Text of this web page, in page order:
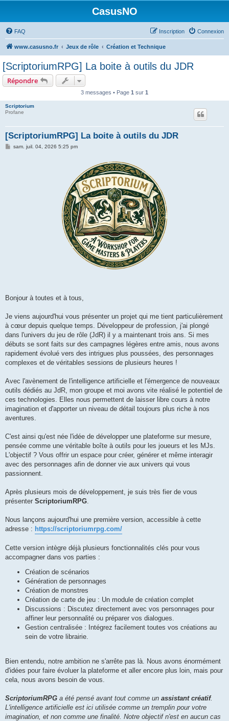
CasusNO
FAQ Connexion
Inscription
www.casusno.fr Jeux de rôle Création et Technique
[ScriptoriumRPG] La boite à outils du JDR
Répondre
3 messages • Page 1 sur 1
Scriptorium
Profane
[ScriptoriumRPG] La boite à outils du JDR
Msam. juil. 04, 2026 5:25 pm
Bonjour à toutes et à tous,
Je viens aujourd'hui vous présenter un projet qui me tient particulièrement
à cœur depuis quelque temps. Développeur de profession, j'ai plongé
dans l'univers du jeu de rôle (JdR) il y a maintenant trois ans. Si mes
débuts se sont faits sur des campagnes légères entre amis, nous avons
rapidement évolué vers des intrigues plus poussées, des personnages
complexes et de véritables sessions de plusieurs heures !
Avec l'avènement de l'intelligence artificielle et l'émergence de nouveaux
outils dédiés au JdR, mon groupe et moi avons vite réalisé le potentiel de
ces technologies. Elles nous permettent de laisser libre cours à notre
imagination et d'apporter un niveau de détail toujours plus riche à nos
aventures.
C'est ainsi qu'est née l'idée de développer une plateforme sur mesure,
pensée comme une véritable boîte à outils pour les joueurs et les MJs.
L'objectif ? Vous offrir un espace pour créer, générer et même interagir
avec des personnages afin de donner vie aux univers qui vous
passionnent.
Après plusieurs mois de développement, je suis très fier de vous
présenter ScriptoriumRPG.
Nous lançons aujourd'hui une première version, accessible à cette
adresse : https://scriptoriumrpg.com/
Cette version intègre déjà plusieurs fonctionnalités clés pour vous
accompagner dans vos parties :
Création de scénarios
Génération de personnages
Création de monstres
Création de carte de jeu : Un module de création complet
Discussions : Discutez directement avec vos personnages pour
affiner leur personnalité ou préparer vos dialogues.
Gestion centralisée : Intégrez facilement toutes vos créations au
sein de votre librairie.
Bien entendu, notre ambition ne s'arrête pas là. Nous avons énormément
d'idées pour faire évoluer la plateforme et aller encore plus loin, mais pour
cela, nous avons besoin de vous.
ScriptoriumRPG a été pensé avant tout comme un assistant créatif.
L'intelligence artificielle est ici utilisée comme un tremplin pour votre
imagination, et non comme une finalité. Notre objectif n'est en aucun cas